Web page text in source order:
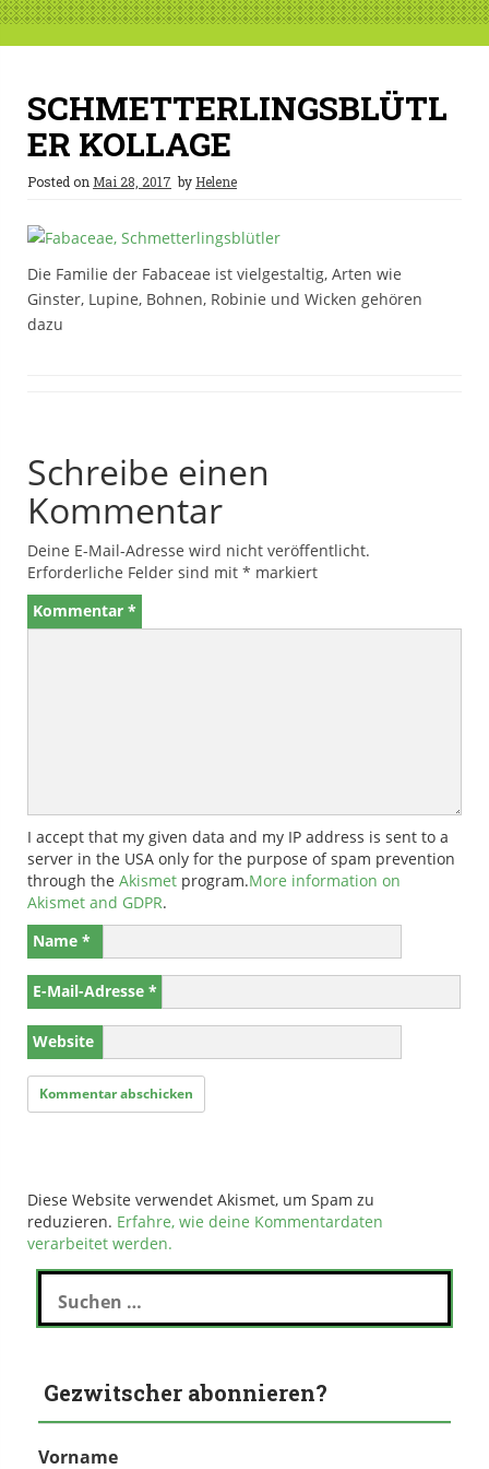
SCHMETTERLINGSBLÜTL
ER KOLLAGE
Posted on Mai 28, 2017 by Helene
Die Familie der Fabaceae ist vielgestaltig, Arten wie
Ginster, Lupine, Bohnen, Robinie und Wicken gehören
dazu
Schreibe einen
Kommentar
Deine E-Mail-Adresse wird nicht veröffentlicht.
Erforderliche Felder sind mit * markiert
Kommentar *
I accept that my given data and my IP address is sent to a
server in the USA only for the purpose of spam prevention
through the Akismet program.More information on
Akismet and GDPR.
Name *
E-Mail-Adresse *
Website
Diese Website verwendet Akismet, um Spam zu
reduzieren. Erfahre, wie deine Kommentardaten
verarbeitet werden.
Suchen
nach:
Gezwitscher abonnieren?
Vorname